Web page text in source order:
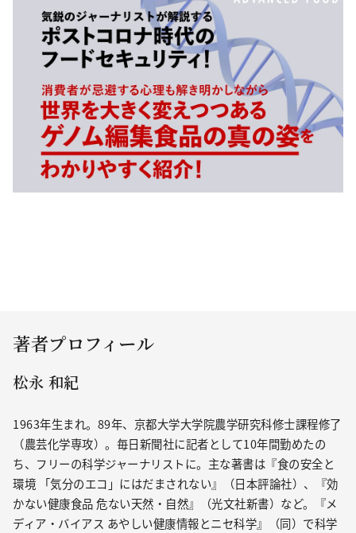
著者プロフィール
松永 和紀
1963年生まれ。89年、京都大学大学院農学研究科修士課程修了
（農芸化学専攻）。毎日新聞社に記者として10年間勤めたの
ち、フリーの科学ジャーナリストに。主な著書は『食の安全と
環境 「気分のエコ」にはだまされない』（日本評論社）、『効
かない健康食品 危ない天然・自然』（光文社新書）など。『メ
ディア・バイアス あやしい健康情報とニセ科学』（同）で科学